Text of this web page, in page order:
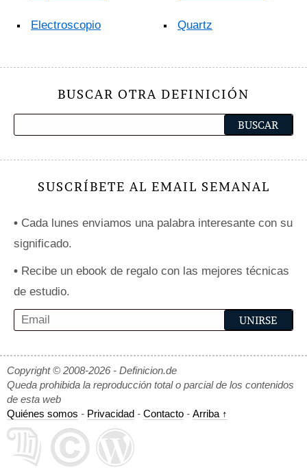
Electroscopio Quartz
BUSCAR OTRA DEFINICIÓN
SUSCRÍBETE AL EMAIL SEMANAL
• Cada lunes enviamos una palabra interesante con su
significado.
• Recibe un ebook de regalo con las mejores técnicas
de estudio.
Copyright © 2008-2026 - Definicion.de
Queda prohibida la reproducción total o parcial de los contenidos
de esta web
Quiénes somos - Privacidad - Contacto - Arriba ↑